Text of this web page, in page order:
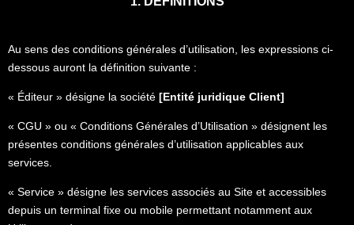
Au sens des conditions générales d’utilisation, les expressions ci-
dessous auront la définition suivante :
« Éditeur » désigne la société [Entité juridique Client]
« CGU » ou « Conditions Générales d’Utilisation » désignent les
présentes conditions générales d’utilisation applicables aux
services.
« Service » désigne les services associés au Site et accessibles
depuis un terminal fixe ou mobile permettant notamment aux